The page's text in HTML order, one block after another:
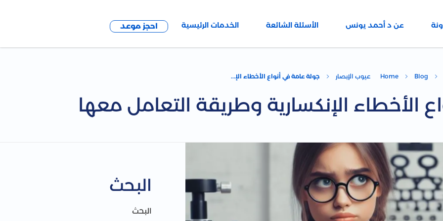
عن د أحمد يونس الأسئلة الشائعة الخدمات الرئيسية احجز موعد
Home Blog عيوب الإبصار جولة عامة في أنواع الأخطاء الإ...
الأخطاء الإنكسارية وطريقة التعامل معها
البحث
البحث